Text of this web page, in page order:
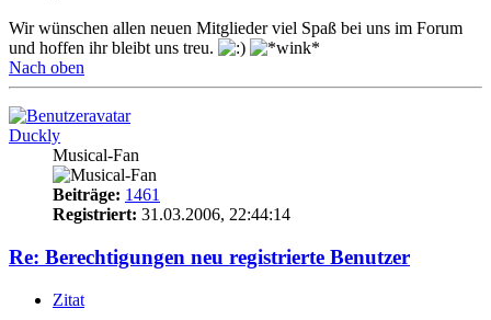
Wir wünschen allen neuen Mitglieder viel Spaß bei uns im Forum
und hoffen ihr bleibt uns treu.
Nach oben
Duckly
Musical-Fan
Beiträge: 1461
Registriert: 31.03.2006, 22:44:14
Re: Berechtigungen neu registrierte Benutzer
Zitat